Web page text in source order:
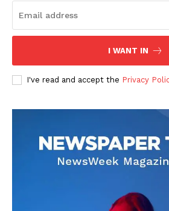
I WANT IN
I've read and accept the Privacy